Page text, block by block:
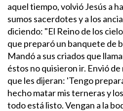
aquel tiempo, volvió Jesús a
sumos sacerdotes y a los
diciendo: "El Reino de los
que preparó un banquete de
Mandó a sus criados que
éstos no quisieron ir. Envió
que les dijeran: 'Tengo
hecho matar mis terneras y
todo está listo. Vengan a la